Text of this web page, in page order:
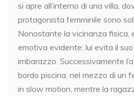
si apre all’interno di una villa,
protagonista femminile sono
Nonostante la vicinanza fisica,
emotiva evidente: lui evita il
imbarazzo. Successivamente
bordo piscina, nel mezzo di un
in slow motion, mentre la